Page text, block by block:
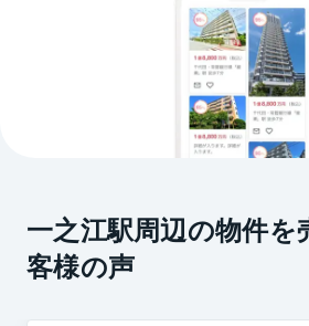
一之江駅周辺の物件を
客様の声